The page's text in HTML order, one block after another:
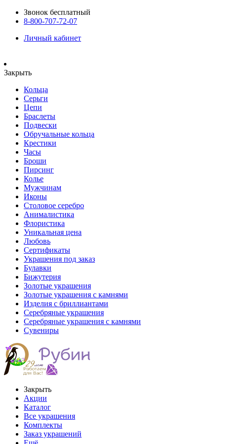
Звонок бесплатный
8-800-707-72-07
Личный кабинет
Закрыть
Кольца
Серьги
Цепи
Браслеты
Подвески
Обручальные кольца
Крестики
Часы
Броши
Пирсинг
Колье
Мужчинам
Иконы
Столовое серебро
Анималистика
Флористика
Уникальная цена
Любовь
Сертификаты
Украшения под заказ
Булавки
Бижутерия
Золотые украшения
Золотые украшения с камнями
Изделия с бриллиантами
Серебряные украшения
Серебряные украшения с камнями
Сувениры
Закрыть
Акции
Каталог
Все украшения
Комплекты
Заказ украшений